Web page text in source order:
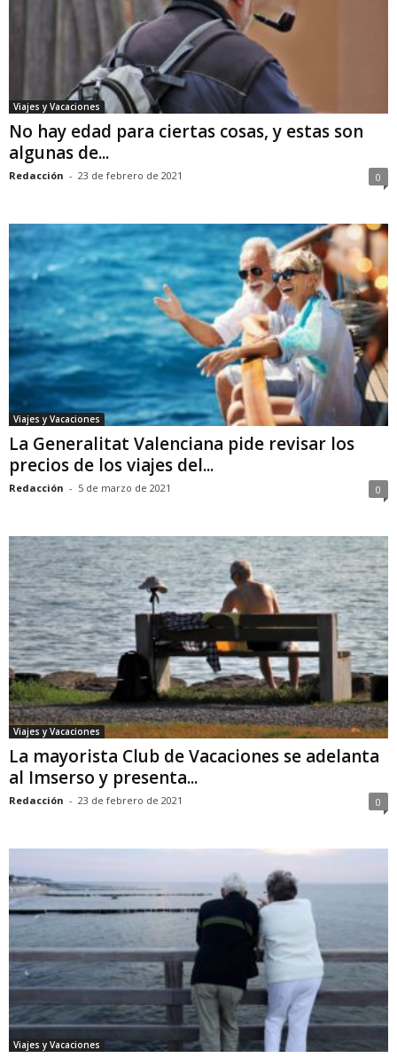
Viajes y Vacaciones
No hay edad para ciertas cosas, y estas son
algunas de...
Redacción - 23 de febrero de 2021 0
Viajes y Vacaciones
La Generalitat Valenciana pide revisar los
precios de los viajes del...
Redacción - 5 de marzo de 2021 0
Viajes y Vacaciones
La mayorista Club de Vacaciones se adelanta
al Imserso y presenta...
Redacción - 23 de febrero de 2021 0
Viajes y Vacaciones